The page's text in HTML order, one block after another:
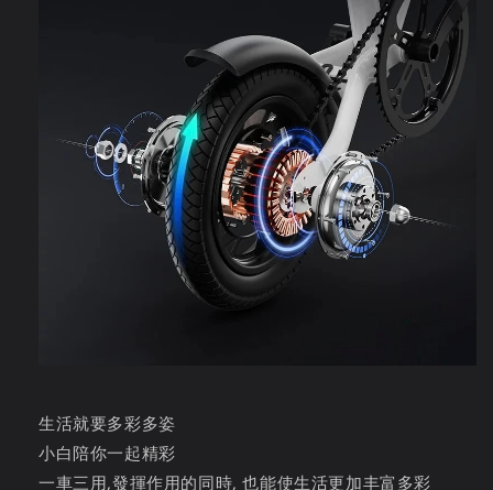
生活就要多彩多姿
小白陪你一起精彩
一車三用,發揮作用的同時, 也能使生活更加丰富多彩